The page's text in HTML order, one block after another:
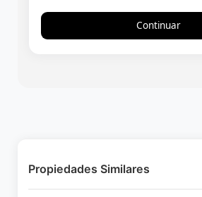
Continuar
Propiedades Similares